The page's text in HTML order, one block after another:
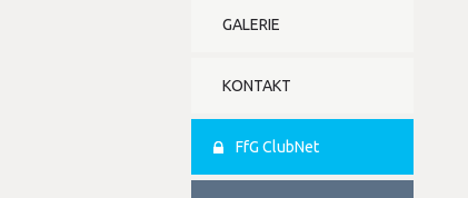
GALERIE
KONTAKT
FfG ClubNet